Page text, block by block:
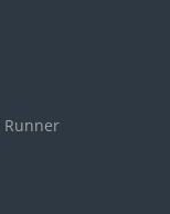
Runner